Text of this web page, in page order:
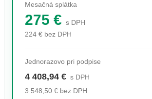
Mesačná splátka
275 € s DPH
224 € bez DPH
Jednorazovo pri podpise
4 408,94 € s DPH
3 548,50 € bez DPH